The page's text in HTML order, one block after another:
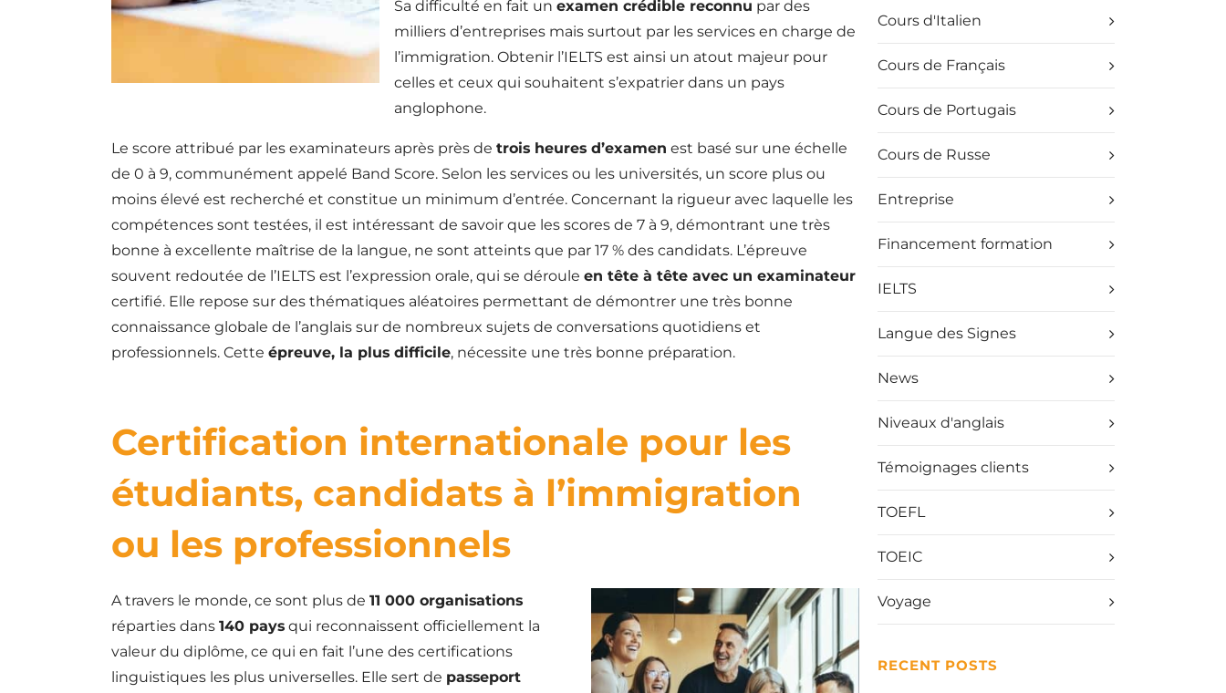
Sa difficulté en fait un examen crédible reconnu par des
milliers d’entreprises mais surtout par les services en charge de
l’immigration. Obtenir l’IELTS est ainsi un atout majeur pour
celles et ceux qui souhaitent s’expatrier dans un pays
anglophone.
Le score attribué par les examinateurs après près de trois heures d’examen est basé sur une échelle
de 0 à 9, communément appelé Band Score. Selon les services ou les universités, un score plus ou
moins élevé est recherché et constitue un minimum d’entrée. Concernant la rigueur avec laquelle les
compétences sont testées, il est intéressant de savoir que les scores de 7 à 9, démontrant une très
bonne à excellente maîtrise de la langue, ne sont atteints que par 17 % des candidats. L’épreuve
souvent redoutée de l’IELTS est l’expression orale, qui se déroule en tête à tête avec un examinateur
certifié. Elle repose sur des thématiques aléatoires permettant de démontrer une très bonne
connaissance globale de l’anglais sur de nombreux sujets de conversations quotidiens et
professionnels. Cette épreuve, la plus difficile, nécessite une très bonne préparation.
Certification internationale pour les
étudiants, candidats à l’immigration
ou les professionnels
A travers le monde, ce sont plus de 11 000 organisations
réparties dans 140 pays qui reconnaissent officiellement la
valeur du diplôme, ce qui en fait l’une des certifications
linguistiques les plus universelles. Elle sert de passeport
Cours d'Italien
Cours de Français
Cours de Portugais
Cours de Russe
Entreprise
Financement formation
IELTS
Langue des Signes
News
Niveaux d'anglais
Témoignages clients
TOEFL
TOEIC
Voyage
RECENT POSTS